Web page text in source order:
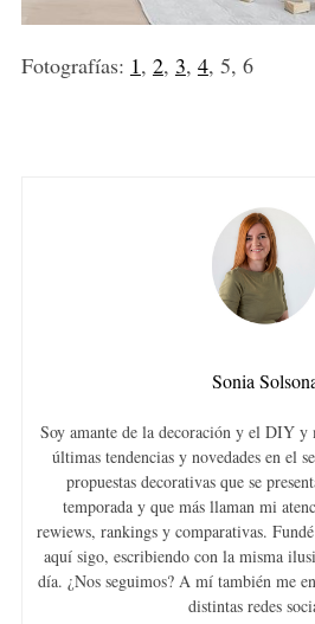
Fotografías: 1, 2, 3, 4, 5, 6
Sonia
Soy amante de la decoración y el DIY y
últimas tendencias y novedades en el
propuestas decorativas que se
temporada y que más llaman mi
rewiews, rankings y comparativas.
aquí sigo, escribiendo con la misma
día. ¿Nos seguimos? A mí también me
distintas redes